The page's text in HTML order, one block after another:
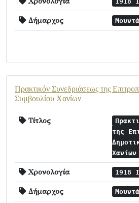
Δήμαρχος
Πρακτικόν Συνεδριάσεως της
Συμβουλίου Χανίων
Τίτλος
της
Χανίων
Χρονολογία 1918
Δήμαρχος